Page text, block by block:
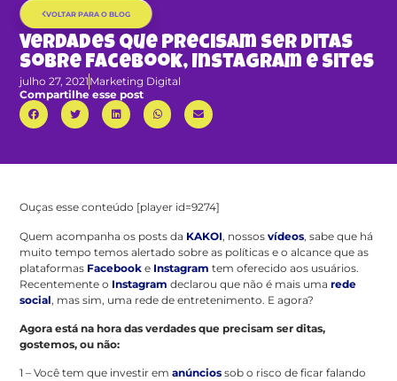
VOLTAR PARA O BLOG
Verdades que precisam ser ditas
sobre Facebook, Instagram e sites
julho 27, 2021 Marketing Digital
Compartilhe esse post
Ouças esse conteúdo [player id=9274]
Quem acompanha os posts da KAKOI, nossosvídeos, sabe que há
muito tempo temos alertado sobre as políticas e o alcance que as
plataformas Facebook e Instagram tem oferecido aos usuários.
Recentemente o Instagram declarou que não é mais umarede
social, mas sim, uma rede de entretenimento. E agora?
Agora está na hora das verdades que precisam ser ditas,
gostemos, ou não:
1 – Você tem que investir emanúncios sob o risco de ficar falando